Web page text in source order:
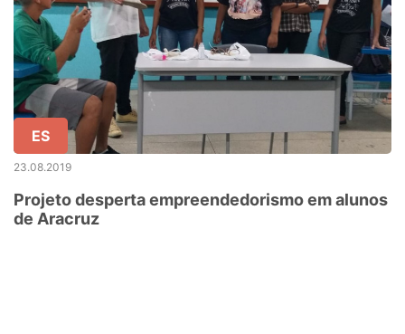
ES
23.08.2019
Projeto desperta empreendedorismo em alunos
de Aracruz